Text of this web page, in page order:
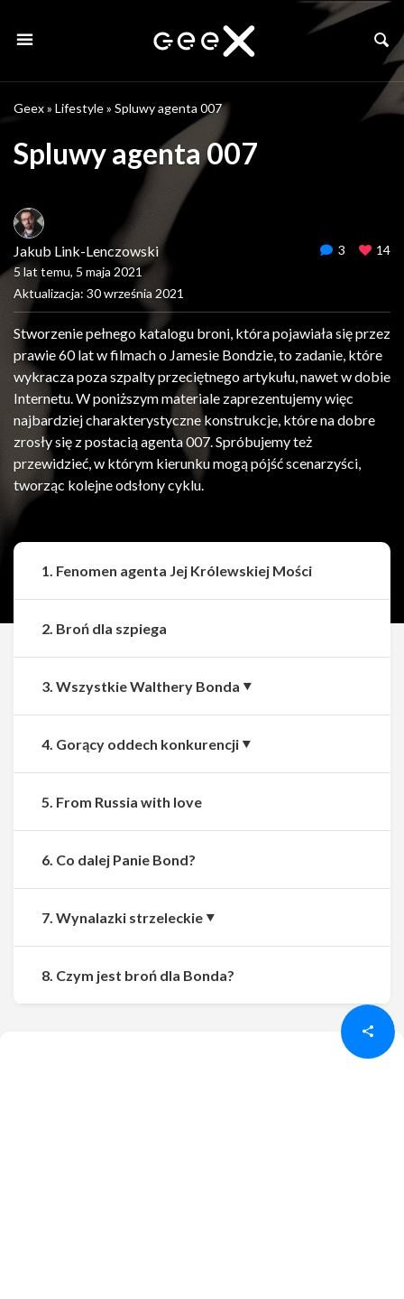
Geex» Lifestyle» Spluwy agenta 007
Spluwy agenta 007
Jakub Link-Lenczowski
5 lat temu, 5 maja 2021
Aktualizacja: 30 września 2021
3 14
Stworzenie pełnego katalogu broni, która pojawiała się przez
prawie 60 lat w filmach o Jamesie Bondzie, to zadanie, które
wykracza poza szpalty przeciętnego artykułu, nawet w dobie
Internetu. W poniższym materiale zaprezentujemy więc
najbardziej charakterystyczne konstrukcje, które na dobre
zrosły się z postacią agenta 007. Spróbujemy też
przewidzieć, w którym kierunku mogą pójść scenarzyści,
tworząc kolejne odsłony cyklu.
Udostępnij
1. Fenomen agenta Jej Królewskiej Mości
2. Broń dla szpiega
3. Wszystkie Walthery Bonda
4. Gorący oddech konkurencji
5. From Russia with love
6. Co dalej Panie Bond?
7. Wynalazki strzeleckie
8. Czym jest broń dla Bonda?